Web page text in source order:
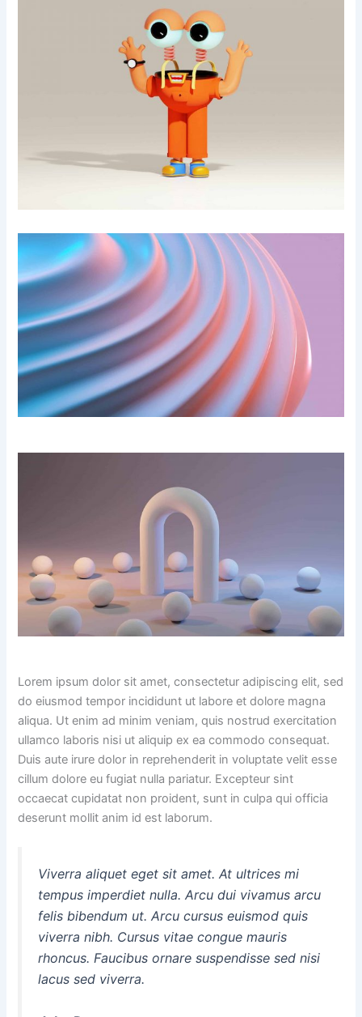
Lorem ipsum dolor sit amet, consectetur adipiscing elit, sed
do eiusmod tempor incididunt ut labore et dolore magna
aliqua. Ut enim ad minim veniam, quis nostrud exercitation
ullamco laboris nisi ut aliquip ex ea commodo consequat.
Duis aute irure dolor in reprehenderit in voluptate velit esse
cillum dolore eu fugiat nulla pariatur. Excepteur sint
occaecat cupidatat non proident, sunt in culpa qui officia
deserunt mollit anim id est laborum.
Viverra aliquet eget sit amet. At ultrices mi
tempus imperdiet nulla. Arcu dui vivamus arcu
felis bibendum ut. Arcu cursus euismod quis
viverra nibh. Cursus vitae congue mauris
rhoncus. Faucibus ornare suspendisse sed nisi
lacus sed viverra.